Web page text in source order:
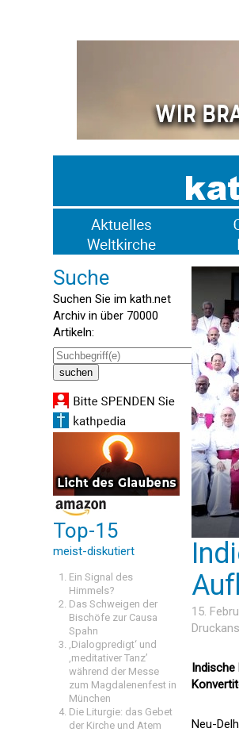
Suche
Suchen Sie im kath.net
Archiv in über 70000
Artikeln:
Top-15
meist-diskutiert
Ein Signal des
Himmels?
Das Schweigen der
Bischöfe zur Causa
Spahn
‚Dialogpredigt‘ und
‚meditativer Tanz’
während der Messe
zum Magdalenenfest in
München
Die Liturgie: das Gebet
der Kirche und Atem
15.
Neu-